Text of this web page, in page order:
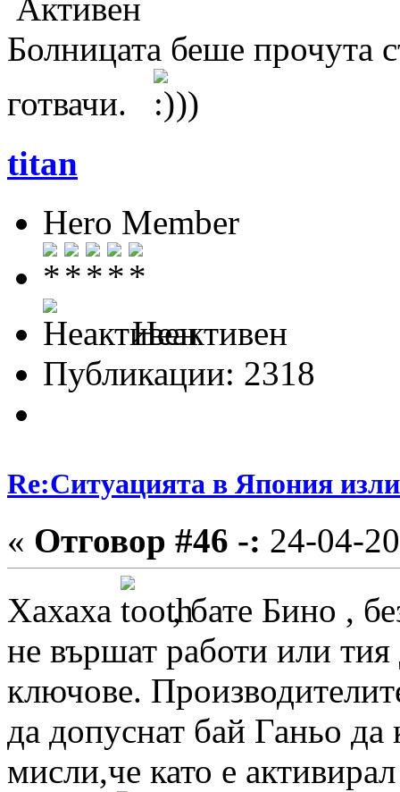
Активен
Болницата беше прочута
готвачи.
))
titan
Hero Member
Неактивен
Публикации: 2318
Re:Ситуацията в Япония
« Отговор #46 -: 24-04-
Хахаха
, бате Бино ,
не вършат работи или
ключове.
да допуснат бай Ганьо
мисли,че като е